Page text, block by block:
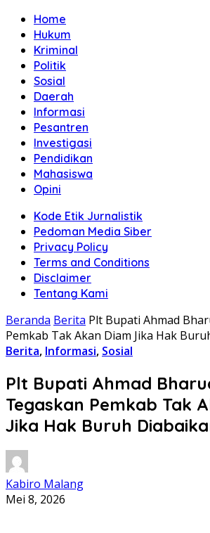
Home
Hukum
Kriminal
Politik
Sosial
Daerah
Informasi
Pesantren
Investigasi
Pendidikan
Mahasiswa
Opini
Kode Etik Jurnalistik
Pedoman Media Siber
Privacy Policy
Terms and Conditions
Disclaimer
Tentang Kami
Beranda Berita Plt Bupati Ahmad
Pemkab Tak Akan Diam Jika Hak
Berita, Informasi, Sosial
Plt Bupati Ahmad
Tegaskan Pemkab Tak
Jika Hak Buruh
Kabiro Malang
Mei 8, 2026